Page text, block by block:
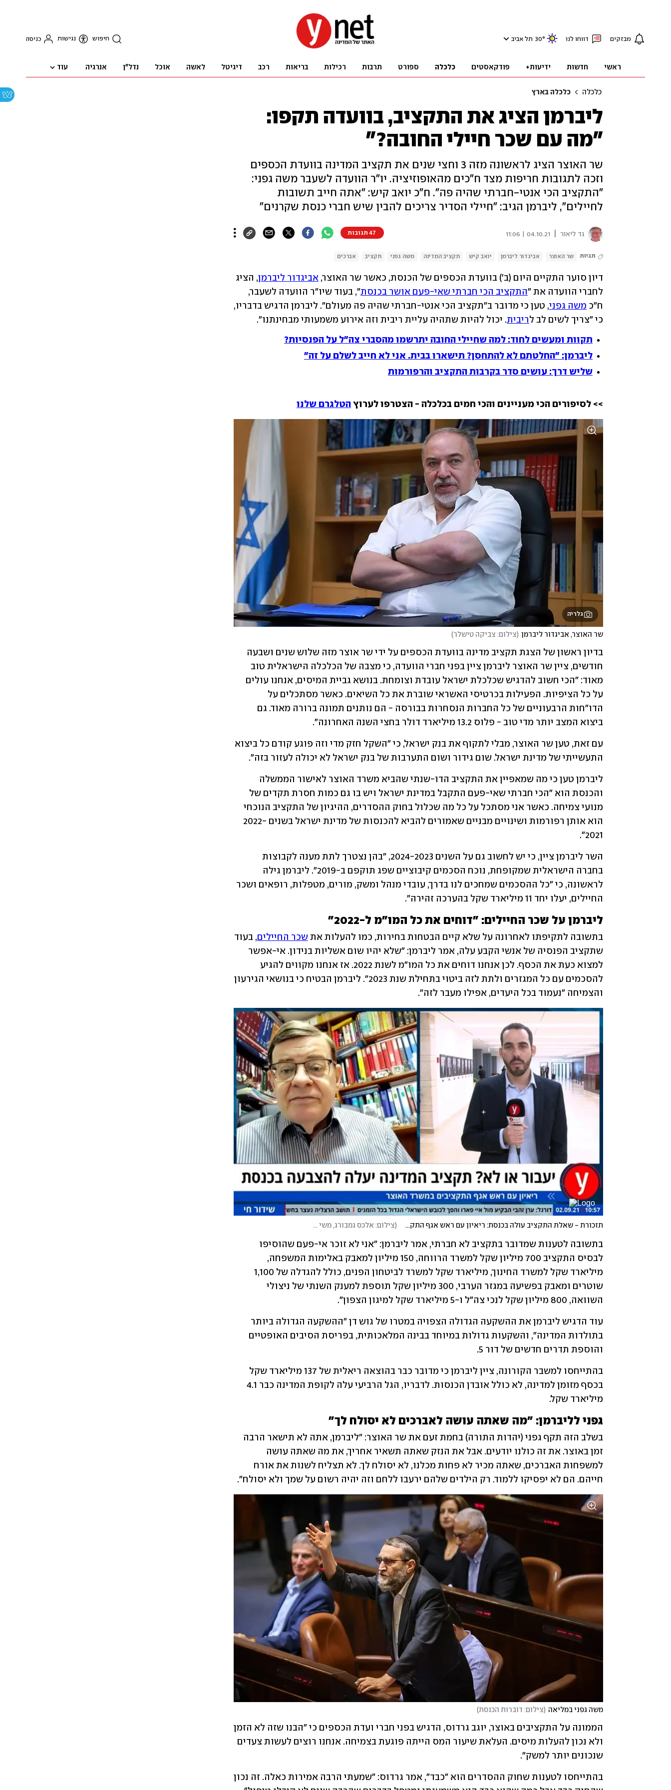
מבזקים דווחו לנו 30° תל אביב חיפוש נגישות כניסה
ראשי חדשות ידיעות+ פודקאסטים כלכלה ספורט תרבות רכילות בריאות רכב דיגיטל לאשה אוכל נדל"ן אנרגיה עוד
כלכלה כלכלה בארץ
ליברמן הציג את התקציב, בוועדה תקפו:
"מה עם שכר חיילי החובה?"
שר האוצר הציג לראשונה מזה 3 וחצי שנים את תקציב המדינה בוועדת הכספים
וזכה לתגובות חריפות מצד ח"כים מהאופוזיציה. יו"ר הוועדה לשעבר משה גפני:
"התקציב הכי אנטי-חברתי שהיה פה". ח"כ יואב קיש: "אתה חייב תשובות
לחיילים", ליברמן הגיב: "חיילי הסדיר צריכים להבין שיש חברי כנסת שקרנים"
גד ליאור 04.10.21 | 11:06 47 תגובות
תגיות שר האוצר אביגדור ליברמן יואב קיש תקציב המדינה משה גפני תקציב אברכים
דיון סוער התקיים היום (ב') בוועדת הכספים של הכנסת, כאשר שר האוצר, אביגדור ליברמן
לחברי הוועדה את "התקציב הכי חברתי שאי-פעם אושר בכנסת
ח"כ משה גפני
כי "צריך לשים לב לריבית. יכול להיות שתהיה עליית ריבית וזה אירוע משמעותי מבחינתנו".
תקוות ומעשים לחוד: למה שחיילי החובה יתרשמו מהסברי צה"ל על הפנסיות?
ליברמן: "החלטתם לא להתחסן? תישארו בבית. אני לא חייב לשלם על זה"
שליש דרך: עושים סדר בקרבות התקציב והרפורמות
>> לסיפורים הכי מעניינים והכי חמים בכלכלה - הצטרפו לערוץ הטלגרם שלנו
גלריה
שר האוצר, אביגדור ליברמן (צילום: צביקה טישלר)
ביצוא המצב יותר מדי טוב - פלוס 13.2 מיליארד דולר בחצי השנה האחרונה".
התעשייתי של מדינת ישראל. שום גידור ושום התערבות של בנק ישראל לא יכולה לעזור בזה".
הוא אותן רפורמות ושינויים מבניים שאמורים להביא להכנסות של מדינת ישראל בשנים 2022-
2021".
החיילים, יעלו יחד 11 מיליארד שקל בהערכה זהירה".
ליברמן על שכר החיילים: "דוחים את כל המו"מ ל-2022"
בתשובה לתקיפתו לאחרונה על שלא קיים הבטחות בחירות, כמו להעלות את שכר החיילים
והצמיחה "נעמוד בכל היעדים, אפילו מעבר לזה".
תזכורת - שאלת התקציב עולה בכנסת: ריאיון עם ראש אגף התקציבים באוצר (צילום: אלכס גמבורג, משי בן עמי
השוואה, 800 מיליון שקל לנכי צה"ל ו-5 מיליארד שקל למיגון הצפון".
והוספת תדרים חדשים של דור 5.
מיליארד שקל.
גפני לליברמן: "מה שאתה עושה לאברכים לא יסולח לך"
חייהם. הם לא יפסיקו ללמוד. רק הילדים שלהם ירעבו ללחם וזה יהיה רשום על שמך ולא יסולח".
משה גפני במליאה (צילום: דוברות הכנסת)
שנכונים יותר למשק".